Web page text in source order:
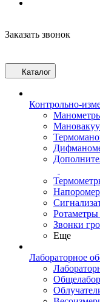
Заказать звонок
Каталог
Контрольно-
Ротаметры
Звонки
Еще
Лабораторное